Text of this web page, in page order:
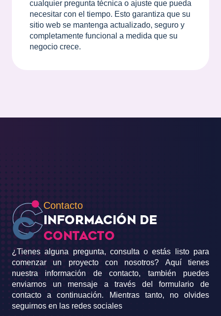
cualquier pregunta técnica o ajuste que pueda
necesitar con el tiempo. Esto garantiza que su
sitio web se mantenga actualizado, seguro y
completamente funcional a medida que su
negocio crece.
Contacto
INFORMACIÓN DE
CONTACTO
¿Tienes alguna pregunta, consulta o estás listo para
comenzar un proyecto con nosotros? Aquí tienes
nuestra información de contacto, también puedes
enviarnos un mensaje a través del formulario de
contacto a continuación. Mientras tanto, no olvides
seguirnos en las redes sociales